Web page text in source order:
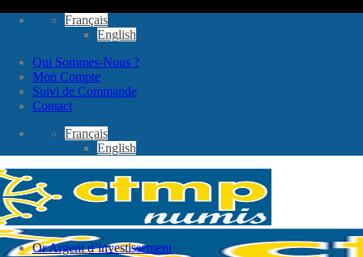
Passer
Français
English
Qui Sommes-Nous ?
Mon Compte
Suivi de Commande
Contact
Français
English
Or Argent d’investissement